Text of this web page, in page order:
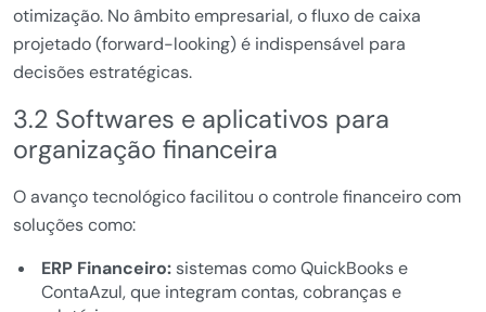
otimização. No âmbito empresarial, o fluxo de caixa
projetado (forward-looking) é indispensável para
decisões estratégicas.
3.2 Softwares e aplicativos para
organização financeira
O avanço tecnológico facilitou o controle financeiro com
soluções como:
ERP Financeiro:sistemas como QuickBooks e
ContaAzul, que integram contas, cobranças e